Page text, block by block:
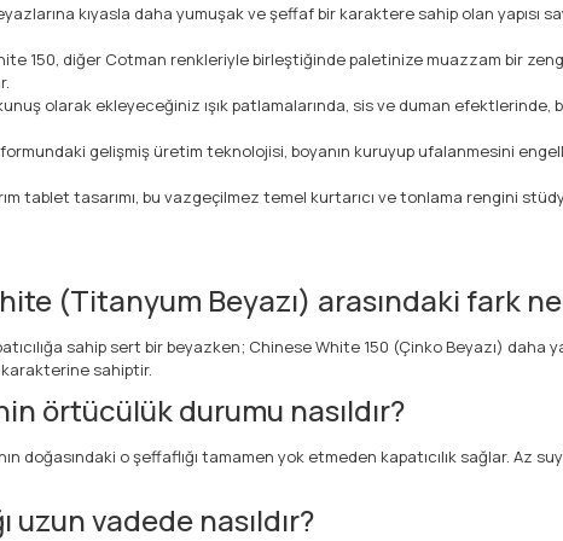
kıyasla daha yumuşak ve şeffaf bir karaktere sahip olan yapısı
150, diğer Cotman renkleriyle birleştiğinde paletinize muazzam bir
olarak ekleyeceğiniz ışık patlamalarında, sis ve duman
formundaki gelişmiş üretim teknolojisi, boyanın kuruyup ufalanmesini
tablet tasarımı, bu vazgeçilmez temel kurtarıcı ve tonlama rengini
(Titanyum Beyazı) arasındaki fark
sahip sert bir beyazken; Chinese White 150 (Çinko Beyazı) daha
sahiptir.
örtücülük durumu nasıldır?
doğasındaki o şeffaflığı tamamen yok etmeden kapatıcılık sağlar. Az
uzun vadede nasıldır?